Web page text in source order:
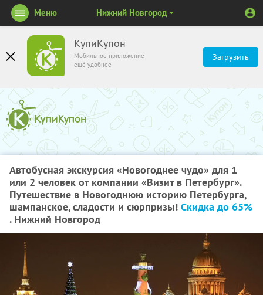
КупиКупон
Мобильное приложение
ещё удобнее
Загрузить
Меню Нижний Новгород
Автобусная экскурсия «Новогоднее чудо» для 1
или 2 человек от компании «Визит в Петербург».
Путешествие в Новогоднюю историю Петербурга,
шампанское, сладости и сюрпризы! Скидка до 65%
. Нижний Новгород